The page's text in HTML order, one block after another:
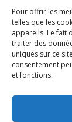
Pour offrir les
telles que les
appareils. Le fait
traiter des
uniques sur ce
consentement
et fonctions.
que soit
un droit
presse.
lors des
agences